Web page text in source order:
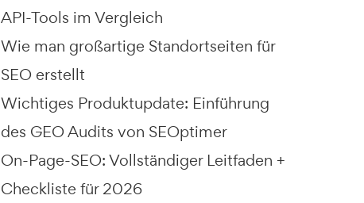
API-Tools im Vergleich
Wie man großartige Standortseiten für
SEO erstellt
Wichtiges Produktupdate: Einführung
des GEO Audits von SEOptimer
On-Page-SEO: Vollständiger Leitfaden +
Checkliste für 2026